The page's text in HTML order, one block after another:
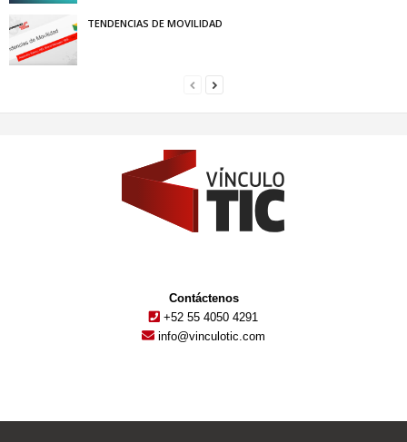
TENDENCIAS DE MOVILIDAD
Contáctenos
+52 55 4050 4291
info@vinculotic.com